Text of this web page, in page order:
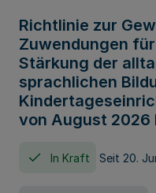
Richtlinie zur
Zuwendungen
Stärkung der
sprachlichen
von August 2026
In Kraft Seit 20.